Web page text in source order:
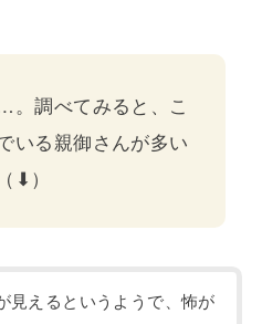
。調べてみると、こ
いる親御さんが多い
⬇）
見えるというようで、怖が